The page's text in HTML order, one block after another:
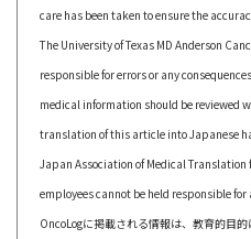
care has been taken to ensure the
The University of Texas MD Anderson
responsible for errors or any
medical information should be reviewed
translation of this article into Japanese
Japan Association of Medical Translation
employees cannot be held responsible
OncoLogに掲載される情報は、教育的目